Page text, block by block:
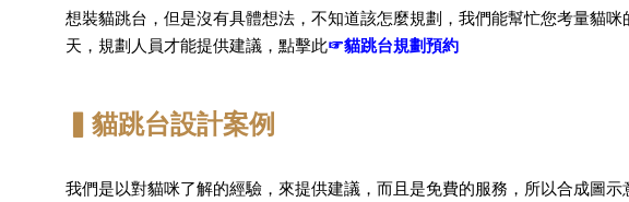
想裝貓跳台，但是沒有具體想法，不知道該怎麼規劃，我們能幫忙您考量貓
天，規劃人員才能提供建議，點擊此☞貓跳台規劃預約
▍貓跳台設計案例
我們是以對貓咪了解的經驗，來提供建議，而且是免費的服務，所以合成圖